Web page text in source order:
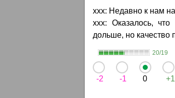
ххх: Недавно к нам
ххх: Оказалось,
дольше, но качество
20/19
-2 -1 0 +1